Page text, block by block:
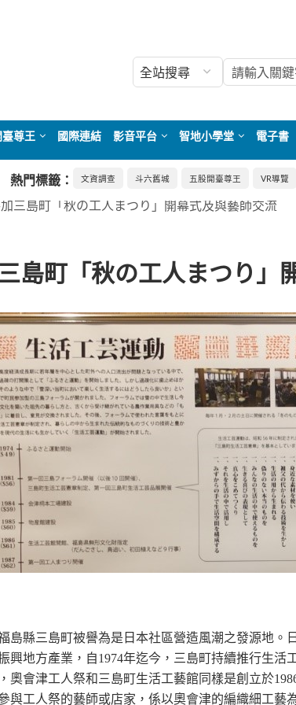
尊王 國際連結 影音平台 智地小學堂 電子書
熱門標籤： 文資調查 斗六舊城 五股開臺尊王 VR導覽
三島町「秋の工人まつり」開幕式及與藝師交流
三島町「秋の工人まつり」
島縣三島町被譽為是日本社區營造風潮之發源地
興地方產業，自1974年迄今，三島町持續推行生
會津工人祭和三島町生活工藝館同樣是創立於
與工人祭的藝師或店家，係以奧會津的編織細工